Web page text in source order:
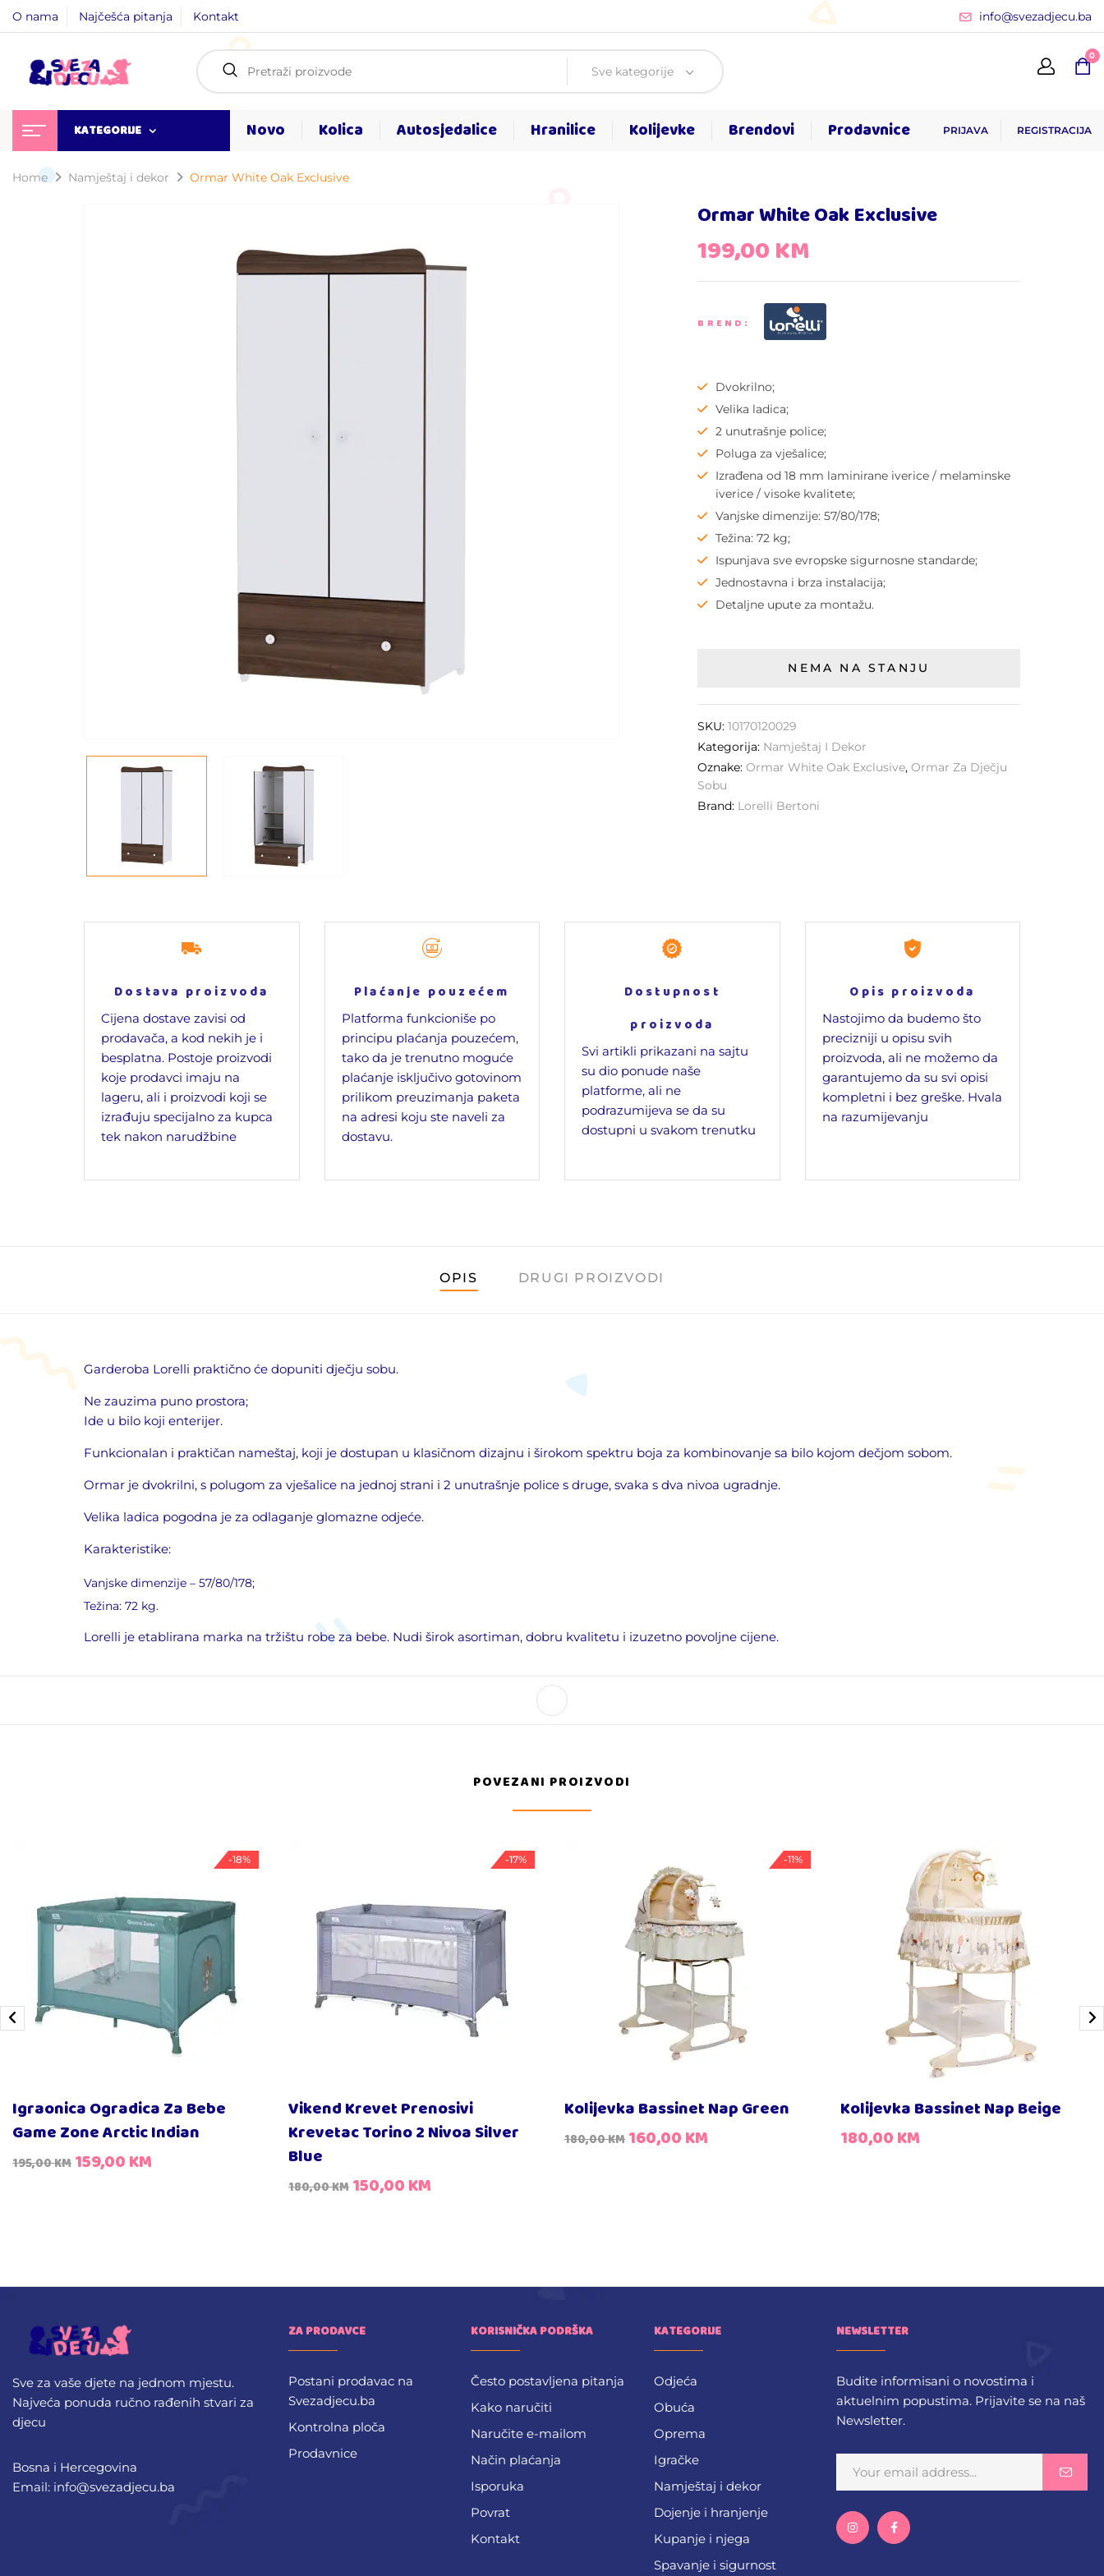
O nama Najčešća pitanja Kontakt info@svezadjecu.ba
Sve kategorije
0
KATEGORIJE Novo Kolica Autosjedalice Hranilice Kolijevke Brendovi Prodavnice PRIJAVA REGISTRACIJA
Home Namještaj i dekor Ormar White Oak Exclusive
Ormar White Oak Exclusive
199,00KM
BREND:
Dvokrilno;
Velika ladica;
2 unutrašnje police;
Poluga za vješalice;
Izrađena od 18 mm laminirane iverice / melaminske
iverice / visoke kvalitete;
Vanjske dimenzije: 57/80/178;
Težina: 72 kg;
Ispunjava sve evropske sigurnosne standarde;
Jednostavna i brza instalacija;
Detaljne upute za montažu.
NEMA NA STANJU
SKU:10170120029
Kategorija: Namještaj I Dekor
Oznake:Ormar White Oak Exclusive,Ormar Za Dječju
Sobu
Brand: Lorelli Bertoni
Dostava proizvoda
Cijena dostave zavisi od
prodavača, a kod nekih je i
besplatna. Postoje proizvodi
koje prodavci imaju na
lageru, ali i proizvodi koji se
izrađuju specijalno za kupca
tek nakon narudžbine
Plaćanje pouzećem
Platforma funkcioniše po
principu plaćanja pouzećem,
tako da je trenutno moguće
plaćanje isključivo gotovinom
prilikom preuzimanja paketa
na adresi koju ste naveli za
dostavu.
Dostupnost
proizvoda
Svi artikli prikazani na sajtu
su dio ponude naše
platforme, ali ne
podrazumijeva se da su
dostupni u svakom trenutku
Opis proizvoda
Nastojimo da budemo što
precizniji u opisu svih
proizvoda, ali ne možemo da
garantujemo da su svi opisi
kompletni i bez greške. Hvala
na razumijevanju
OPIS DRUGI PROIZVODI
Garderoba Lorelli praktično će dopuniti dječju sobu.
Ne zauzima puno prostora;
Ide u bilo koji enterijer.
Funkcionalan i praktičan nameštaj, koji je dostupan u klasičnom dizajnu i širokom spektru boja za kombinovanje sa bilo kojom dečjom sobom.
Ormar je dvokrilni, s polugom za vješalice na jednoj strani i 2 unutrašnje police s druge, svaka s dva nivoa ugradnje.
Velika ladica pogodna je za odlaganje glomazne odjeće.
Karakteristike:
Vanjske dimenzije – 57/80/178;
Težina: 72 kg.
Lorelli je etablirana marka na tržištu robe za bebe. Nudi širok asortiman, dobru kvalitetu i izuzetno povoljne cijene.
POVEZANI PROIZVODI
-18%
Igraonica Ogradica Za Bebe
Game Zone Arctic Indian
195,00KM 159,00KM
-17%
Vikend Krevet Prenosivi
Krevetac Torino 2 Nivoa Silver
Blue
180,00KM 150,00KM
-11%
Kolijevka Bassinet Nap Green
180,00KM 160,00KM
Kolijevka Bassinet Nap Beige
180,00KM
Sve za vaše djete na jednom mjestu.
Najveća ponuda ručno rađenih stvari za
djecu
Bosna i Hercegovina
Email: info@svezadjecu.ba
ZA PRODAVCE
Postani prodavac na
Svezadjecu.ba
Kontrolna ploča
Prodavnice
KORISNIČKA PODRŠKA
Često postavljena pitanja
Kako naručiti
Naručite e-mailom
Način plaćanja
Isporuka
Povrat
Kontakt
KATEGORIJE
Odjeća
Obuća
Oprema
Igračke
Namještaj i dekor
Dojenje i hranjenje
Kupanje i njega
Spavanje i sigurnost
NEWSLETTER
Budite informisani o novostima i
aktuelnim popustima. Prijavite se na naš
Newsletter.